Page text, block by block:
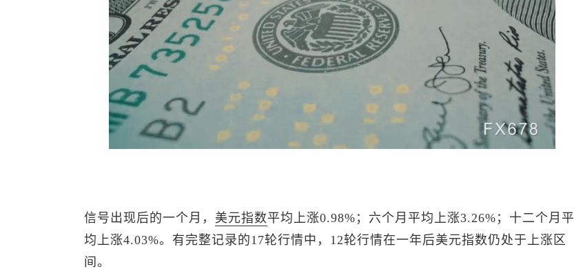
信号出现后的一个月， 美元指数平均上涨0.98%；六个月平均上涨3.26%；十二个月平
均上涨4.03%。有完整记录的17轮行情中，12轮行情在一年后美元指数仍处于上涨区
间。